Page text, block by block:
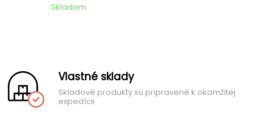
Skladom
Vlastné sklady
Skladové produkty sú pripravené k okamžitej
expedícii